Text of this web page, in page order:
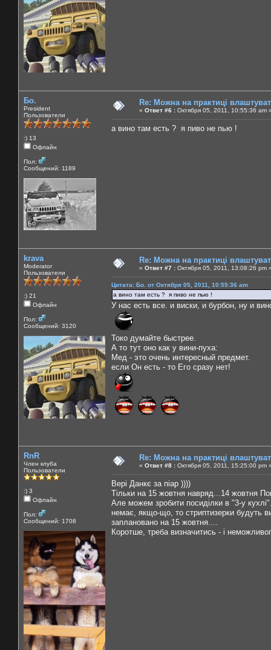
Бо.
President
Пользователи
:) 13
Офлайн
Пол:
Сообщений: 1189
Re: Можна на практиці
« Ответ #6 : Октября 05, 2011, 10:55:36 am
а вино там есть ? я пиво не пью !
krava
Moderator
Пользователи
:) 21
Офлайн
Пол:
Сообщений: 3120
Re: Можна на практиці
« Ответ #7 : Октября 05, 2011, 13:08:26 pm
Цитата: Бо. от Октября 05, 2011, 10:55:36 am
а вино там есть ? я пиво не пью !
У нас есть все. и виски, и бурбон, ну и
Токо думайте быстрее.
А то тут оно как у вини-пуха:
Мед - это очень интересный предмет.
если Он есть - то Его сразу нет!
RnR
Член клуба
Пользователи
:) 3
Офлайн
Пол:
Сообщений: 1708
Re: Можна на практиці
« Ответ #8 : Октября 05, 2011, 15:25:00 pm
Вері Данкє за піар ))))
Тільки на 15 жовтня навряд...14 жовтня
Але можем зробити посиділки в "3-у
немає, якщо-що, то стриптизерки будуть
заплановано на 15 жовтня....
Коротше, треба визначитись - і